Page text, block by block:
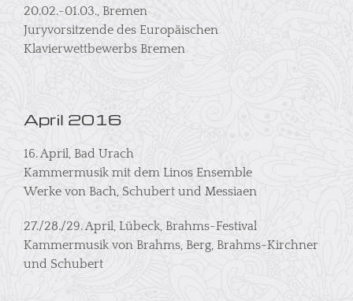
20.02.-01.03., Bremen
Juryvorsitzende des Europäischen
Klavierwettbewerbs Bremen
April 2016
16. April, Bad Urach
Kammermusik mit dem Linos Ensemble
Werke von Bach, Schubert und Messiaen
27./28./29. April, Lübeck, Brahms-Festival
Kammermusik von Brahms, Berg, Brahms-Kirchner
und Schubert